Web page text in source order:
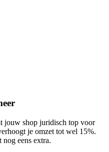
jouw shop juridisch top voor
je omzet tot wel 15%.
eens extra.